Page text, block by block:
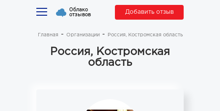
Облако
отзывов Добавить отзыв
Главная Организации Россия, Костромская область
Россия, Костромская
область